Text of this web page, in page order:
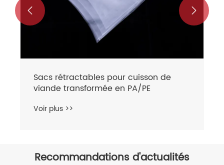
Sacs rétractables pour cuisson de
viande transformée en PA/PE
Voir plus >>
 
Recommandations d'actualités